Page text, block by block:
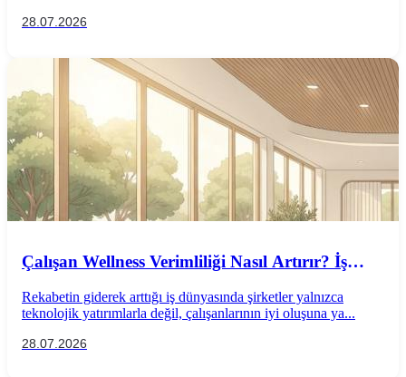
28.07.2026
Çalışan Wellness Verimliliği Nasıl Artırır? İş
Uygulamaları
Rekabetin giderek arttığı iş dünyasında şirketler yalnızca
teknolojik yatırımlarla değil, çalışanlarının iyi oluşuna ya...
28.07.2026